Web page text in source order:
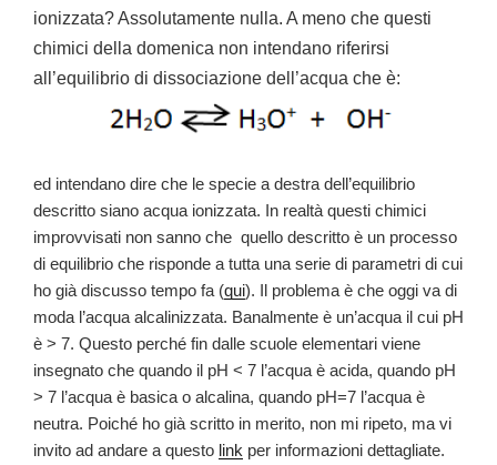
ionizzata? Assolutamente nulla. A meno che questi
chimici della domenica non intendano riferirsi
all’equilibrio di dissociazione dell’acqua che è:
ed intendano dire che le specie a destra dell’equilibrio
descritto siano acqua ionizzata. In realtà questi chimici
improvvisati non sanno che quello descritto è un processo
di equilibrio che risponde a tutta una serie di parametri di cui
ho già discusso tempo fa (qui). Il problema è che oggi va di
moda l’acqua alcalinizzata. Banalmente è un’acqua il cui pH
è > 7. Questo perché fin dalle scuole elementari viene
insegnato che quando il pH < 7 l’acqua è acida, quando pH
> 7 l’acqua è basica o alcalina, quando pH=7 l’acqua è
neutra. Poiché ho già scritto in merito, non mi ripeto, ma vi
invito ad andare a questo link per informazioni dettagliate.